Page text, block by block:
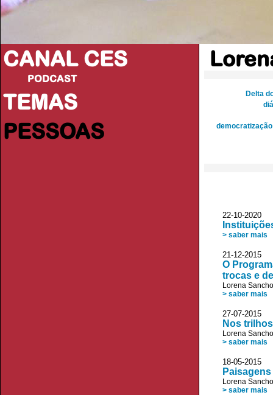
CANAL CES
PODCAST
TEMAS
PESSOAS
Delta
22-10-
> saber mais
21-12-
O
trocas e
Lorena
> saber mais
27-07-
Nos
Lorena
> saber mais
18-05-
Lorena
> saber mais